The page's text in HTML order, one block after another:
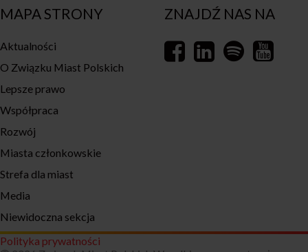
MAPA STRONY
Aktualności
O Związku Miast Polskich
Lepsze prawo
Współpraca
Rozwój
Miasta członkowskie
Strefa dla miast
Media
Niewidoczna sekcja
ZNAJDŹ NAS NA
Polityka prywatności